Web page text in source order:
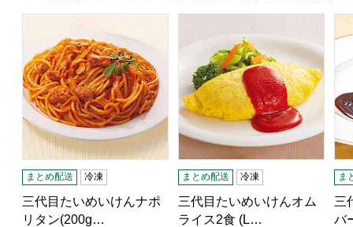
まとめ配送 冷凍
三代目たいめいけんナポ
リタン(200g…
まとめ配送 冷凍
三代目たいめいけんオム
ライス2食 (L…
ま
三
バ